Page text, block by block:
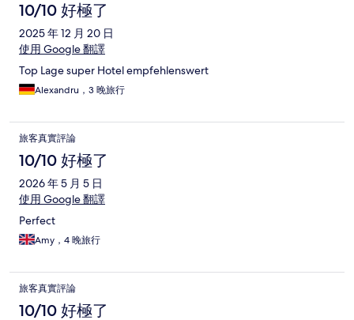
10/10 好極了
2025 年 12 月 20 日
使用 Google 翻譯
Top Lage super Hotel empfehlenswert
Alexandru，3 晚旅行
旅客真實評論
10/10 好極了
2026 年 5 月 5 日
使用 Google 翻譯
Perfect
Amy，4 晚旅行
旅客真實評論
10/10 好極了